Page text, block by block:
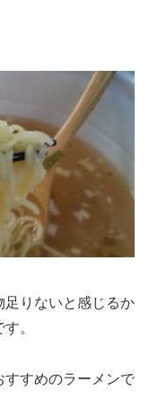
足りないと感じるか
。
すすめのラーメンで